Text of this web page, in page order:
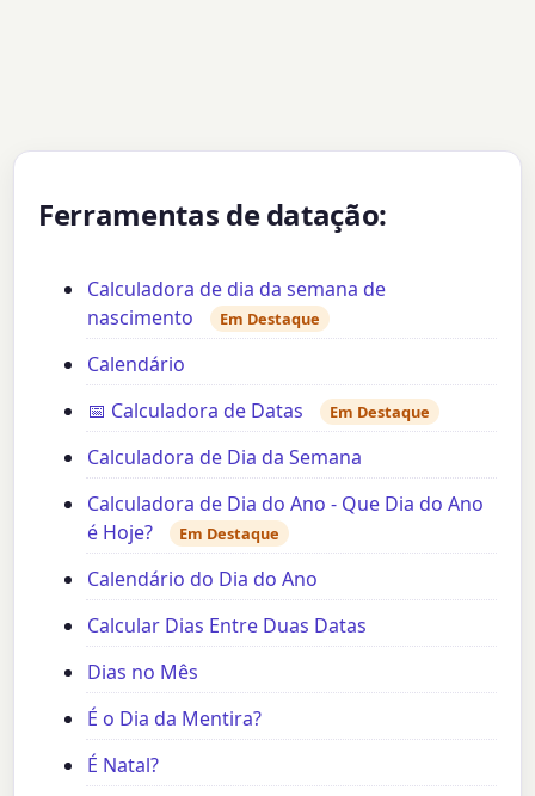
Ferramentas de datação:
Calculadora de dia da semana de
nascimento
Em Destaque
Calendário
📅 Calculadora de Datas
Em Destaque
Calculadora de Dia da Semana
Calculadora de Dia do Ano - Que Dia do Ano
é Hoje?
Em Destaque
Calendário do Dia do Ano
Calcular Dias Entre Duas Datas
Dias no Mês
É o Dia da Mentira?
É Natal?